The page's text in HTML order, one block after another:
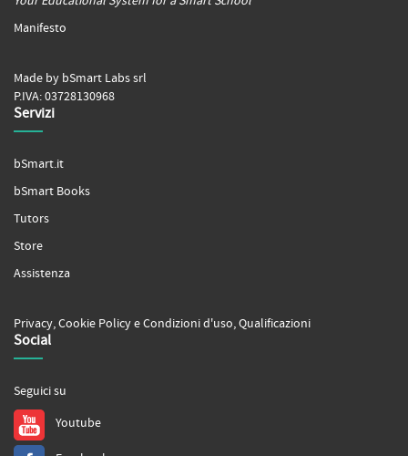
Manifesto
Made by bSmart Labs srl
P.IVA: 03728130968
Servizi
bSmart.it
bSmart Books
Tutors
Store
Assistenza
Privacy,Cookie PolicyeCondizioni d'uso,Qualificazioni
Social
Seguici su
Youtube